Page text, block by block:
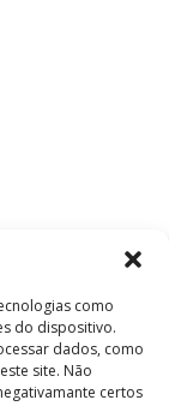
como
do dispositivo.
dados, como
site. Não
certos